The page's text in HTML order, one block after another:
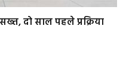
दो साल पहले प्रक्रिया